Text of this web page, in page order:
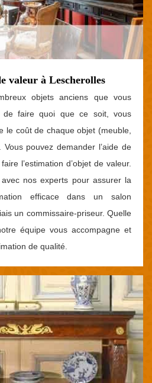
valeur à Lescherolles
objets anciens que vous
de faire quoi que ce soit, vous
le coût de chaque objet (meuble,
pouvez demander l’aide de
l’estimation d’objet de valeur.
nos experts pour assurer la
efficace dans un salon
un commissaire-priseur. Quelle
équipe vous accompagne et
de qualité.